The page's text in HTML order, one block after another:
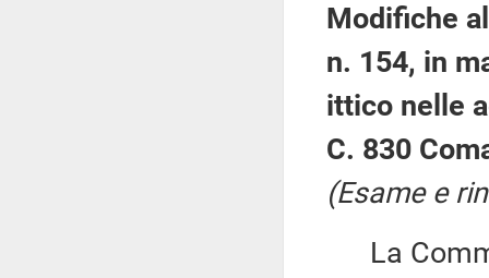
Modifiche
n. 154, in
ittico nelle
C. 830
(Esame e
La